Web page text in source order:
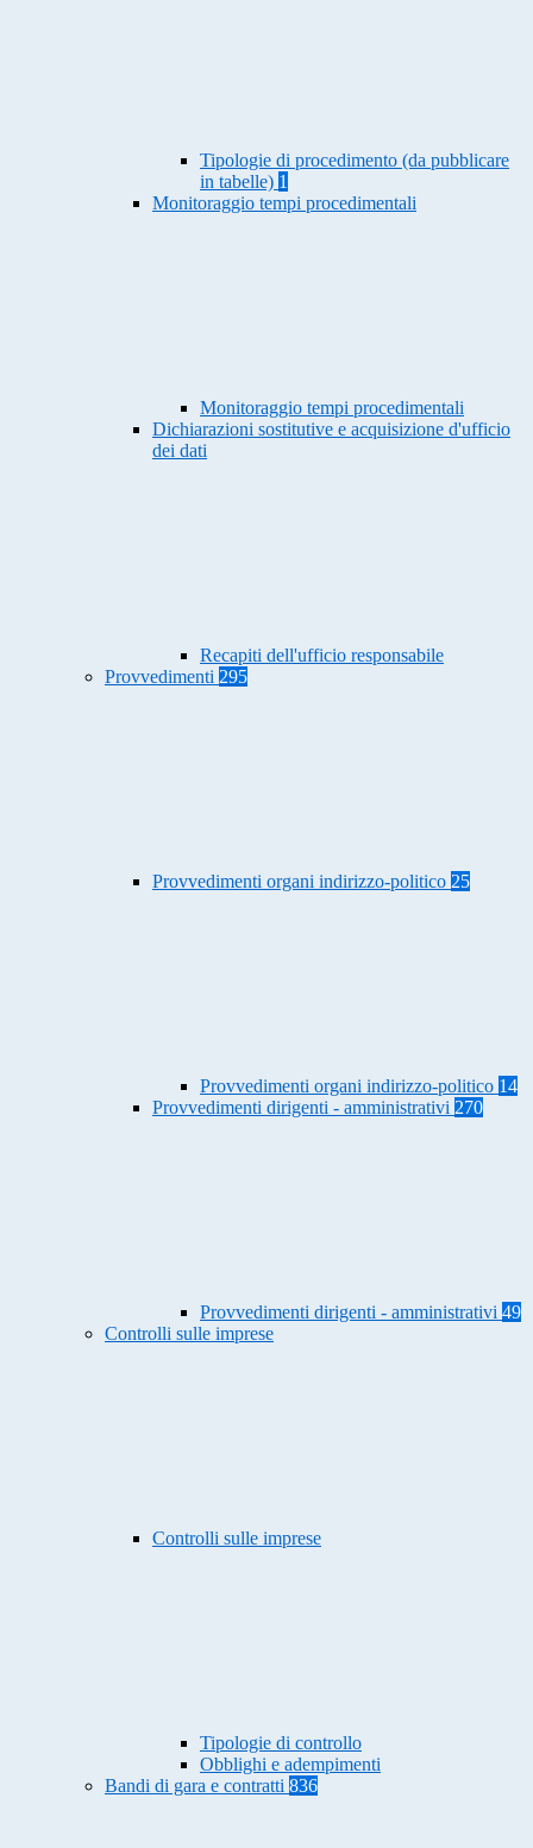
Tipologie di procedimento (da pubblicare
in tabelle) 1
Monitoraggio tempi procedimentali
Monitoraggio tempi procedimentali
Dichiarazioni sostitutive e acquisizione d'ufficio
dei dati
Recapiti dell'ufficio responsabile
Provvedimenti 295
Provvedimenti organi indirizzo-politico 25
Provvedimenti organi indirizzo-politico 14
Provvedimenti dirigenti - amministrativi 270
Provvedimenti dirigenti - amministrativi 49
Controlli sulle imprese
Controlli sulle imprese
Tipologie di controllo
Obblighi e adempimenti
Bandi di gara e contratti 836